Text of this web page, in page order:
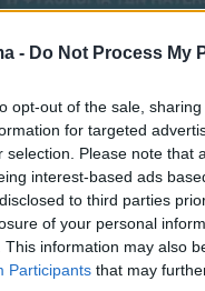
- Do Not Process My
opt-out of the sale,
for targeted
selection. Please note that
interest-based ads
to third parties
of your personal
This information may also
Participants that may
πολλά ψεύδη,
πληρώνω τον